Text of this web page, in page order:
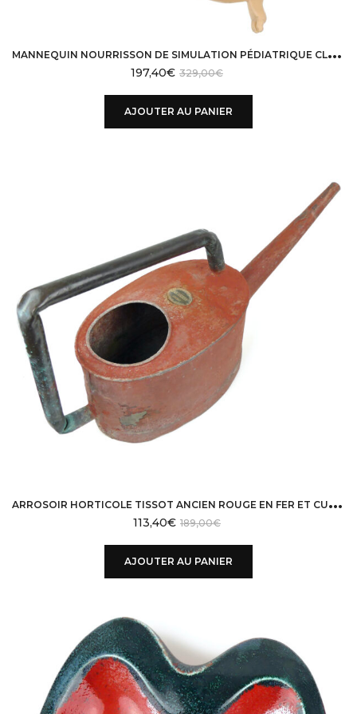
M
ANNEQUIN NOURRISSON DE SIMULATION PÉDIATRIQUE CLA ALLEMAGNE ANNÉES 70
329,00€
197,40€
AJOUTER AU PANIER
A
RROSOIR HORTICOLE TISSOT ANCIEN ROUGE EN FER ET CUIVRE FIN XIXE PARIS
189,00€
113,40€
AJOUTER AU PANIER